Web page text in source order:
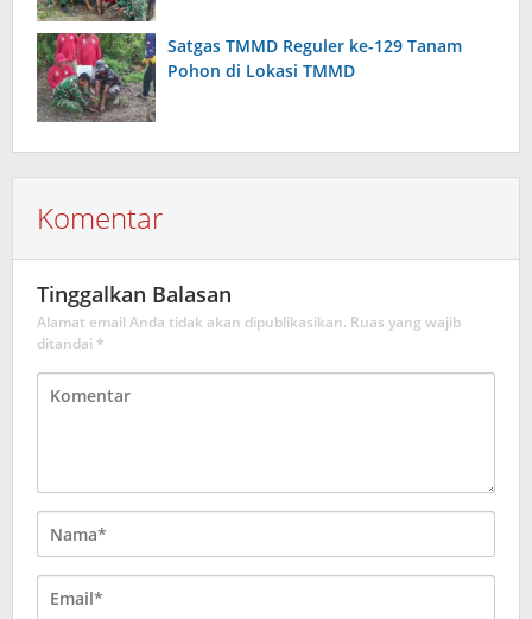
Satgas TMMD Reguler ke-129 Tanam
Pohon di Lokasi TMMD
Komentar
Tinggalkan Balasan
Alamat email Anda tidak akan dipublikasikan. Ruas yang wajib
ditandai *